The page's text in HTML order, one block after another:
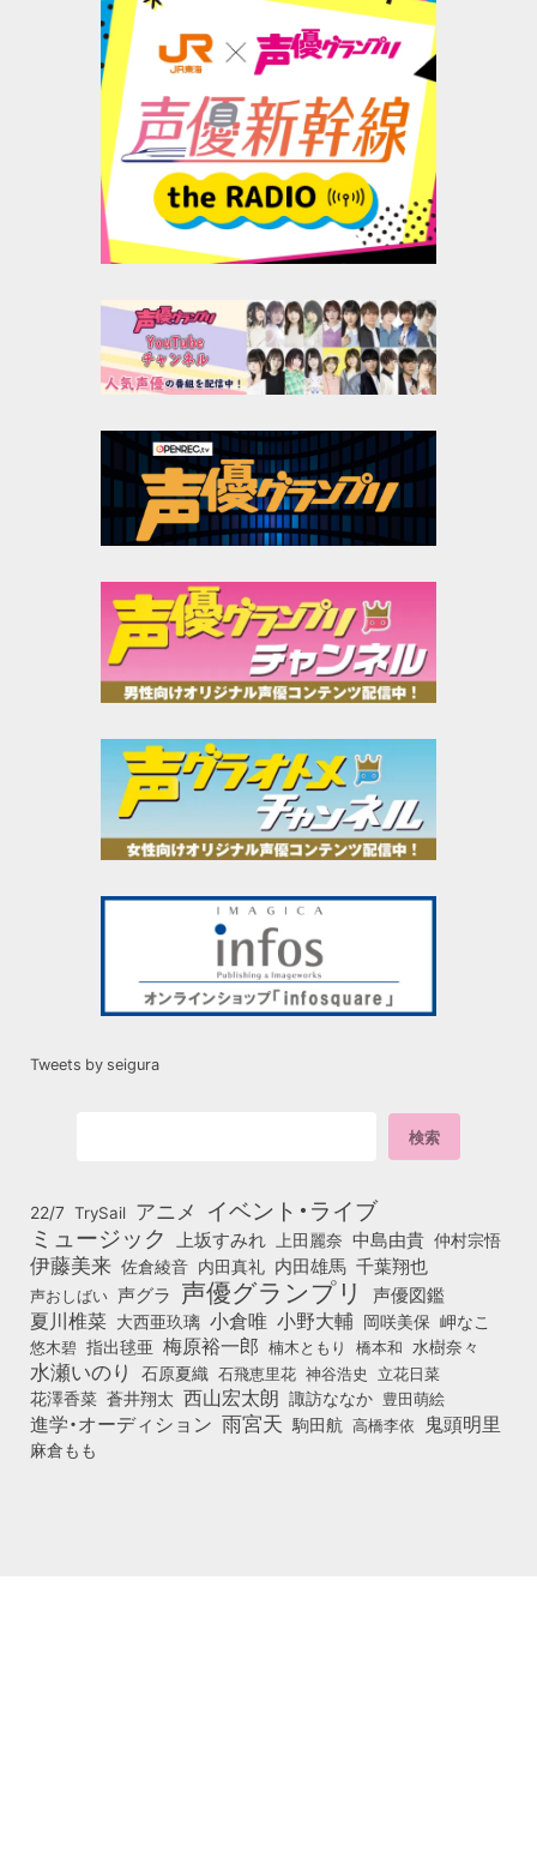
Tweets by seigura
22/7 TrySail アニメ イベント・ライブ
ミュージック 上坂すみれ 上田麗奈 中島由貴 仲村宗悟
伊藤美来 佐倉綾音 内田真礼 内田雄馬 千葉翔也
声おしばい 声グラ 声優グランプリ 声優図鑑
夏川椎菜 大西亜玖璃 小倉唯 小野大輔 岡咲美保 岬なこ
悠木碧 指出毬亜 梅原裕一郎 楠木ともり 橋本和 水樹奈々
水瀬いのり 石原夏織 石飛恵里花 神谷浩史 立花日菜
花澤香菜 蒼井翔太 西山宏太朗 諏訪ななか 豊田萌絵
進学・オーディション 雨宮天 駒田航 高橋李依 鬼頭明里
麻倉もも